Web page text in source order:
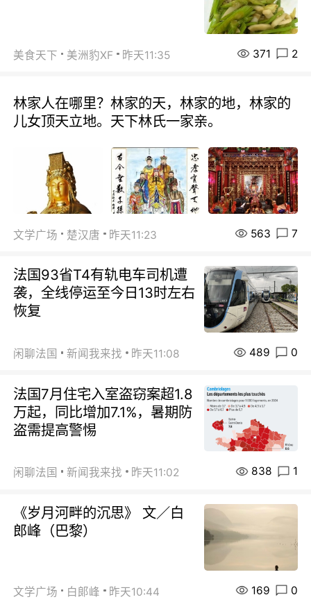
美食天下 美洲豹XF 昨天11:35 371 2
林家人在哪里？林家的天，林家的地，林家的
儿女顶天立地。天下林氏一家亲。
文学广场 楚汉唐 昨天11:23 563 7
法国93省T4有轨电车司机遭
袭，全线停运至今日13时左右
恢复
闲聊法国 新闻我来找 昨天11:08 489 0
法国7月住宅入室盗窃案超1.8
万起，同比增加7.1%，暑期防
盗需提高警惕
闲聊法国 新闻我来找 昨天11:02 838 1
《岁月河畔的沉思》 文／白
郎峰（巴黎）
文学广场 白郞峰 昨天10:44 169 0